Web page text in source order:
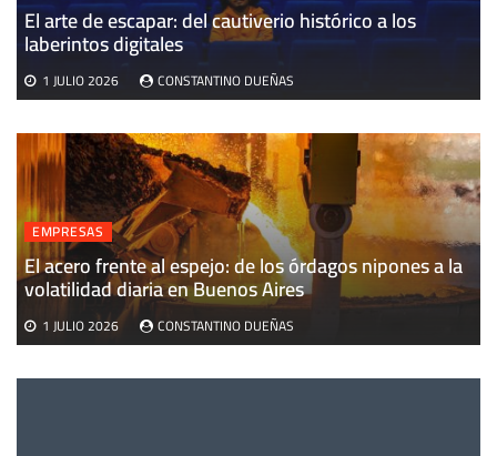
El arte de escapar: del cautiverio histórico a los
laberintos digitales
1 JULIO 2026 CONSTANTINO DUEÑAS
EMPRESAS
El acero frente al espejo: de los órdagos nipones a la
volatilidad diaria en Buenos Aires
1 JULIO 2026 CONSTANTINO DUEÑAS